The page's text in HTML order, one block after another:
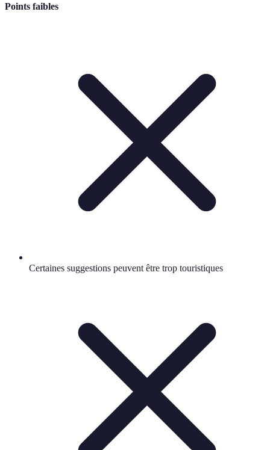
Points faibles
Certaines suggestions peuvent être trop touristiques